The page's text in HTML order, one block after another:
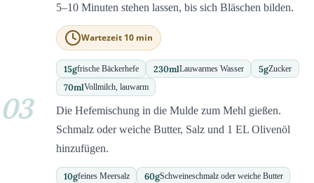
5–10 Minuten stehen lassen, bis sich Bläschen bilden.
Wartezeit 10 min
15gfrische Bäckerhefe 230mlLauwarmes Wasser 5gZucker
70mlVollmilch, lauwarm
03
Die Hefemischung in die Mulde zum Mehl gießen.
Schmalz oder weiche Butter, Salz und 1 EL Olivenöl
hinzufügen.
10gfeines Meersalz 60gSchweineschmalz oder weiche Butter